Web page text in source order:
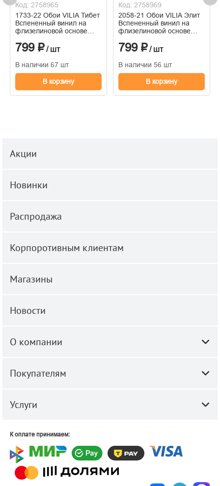
Код: 2758965
1733-22 Обои VILIA Тибет
Вспененный винил на
флизелиновой основе
799 ₽/ шт
В наличии 67 шт
В корзину
Код: 2758969
2058-21 Обои VILIA Элит
Вспененный винил на
флизелиновой основе
799 ₽/ шт
В наличии 56 шт
В корзину
Акции
Новинки
Распродажа
Корпоротивным клиентам
Магазины
Новости
О компании
Покупателям
Услуги
К оплате принимаем: